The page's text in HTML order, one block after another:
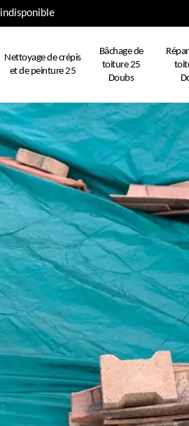
indisponible
Nettoyage de crépis
et de peinture 25
Bâchage de
toiture 25
Doubs